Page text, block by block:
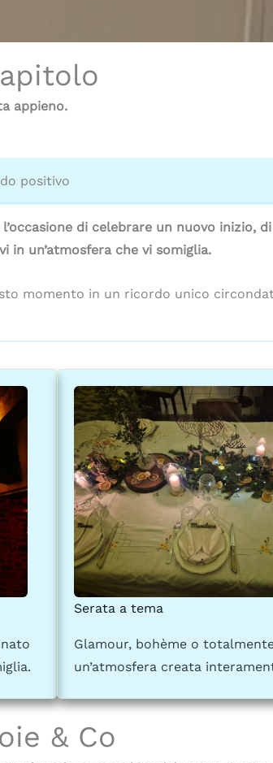
appieno.
positivo
di celebrare un nuovo inizio,
un’atmosfera che vi somiglia.
momento in un ricordo unico
Serata a tema
Glamour, bohème o
un’atmosfera creata
& Co